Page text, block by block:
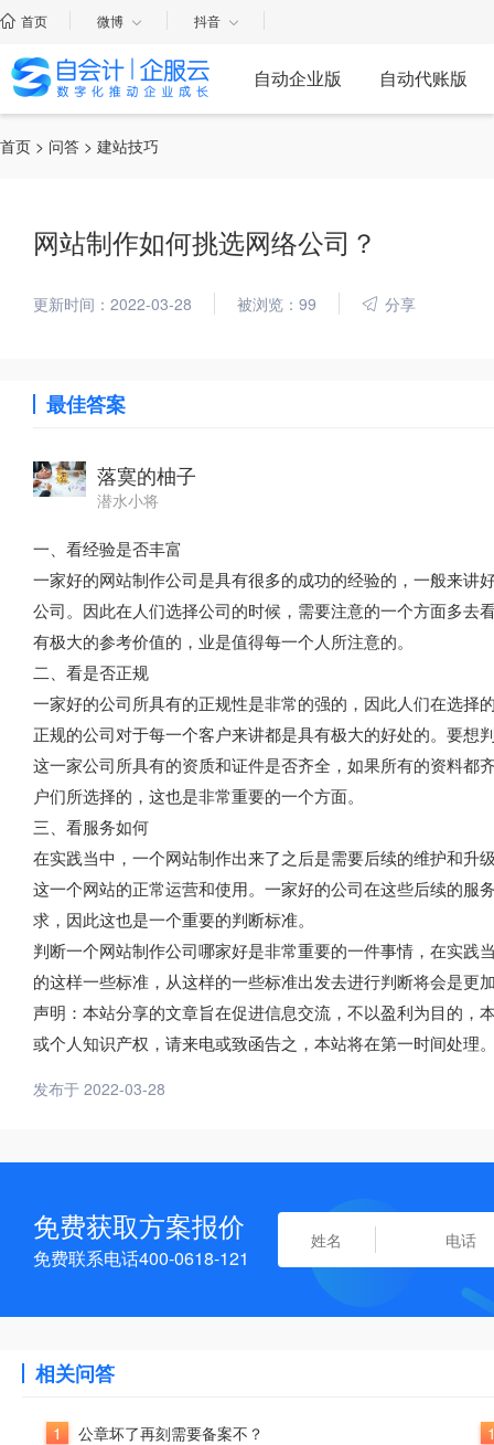
首页 微博 抖音
自动企业版 自动代账版
首页 > 问答 > 建站技巧
网站制作如何挑选网络公司？
更新时间：2022-03-28 被浏览：99 分享
最佳答案
落寞的柚子
潜水小将
一、看经验是否丰富
一家好的网站制作公司是具有很多的成功的经验的，一般来
公司。因此在人们选择公司的时候，需要注意的一个方面多
有极大的参考价值的，业是值得每一个人所注意的。
二、看是否正规
一家好的公司所具有的正规性是非常的强的，因此人们在选
正规的公司对于每一个客户来讲都是具有极大的好处的。要
这一家公司所具有的资质和证件是否齐全，如果所有的资料
户们所选择的，这也是非常重要的一个方面。
三、看服务如何
在实践当中，一个网站制作出来了之后是需要后续的维护和
这一个网站的正常运营和使用。一家好的公司在这些后续的服
求，因此这也是一个重要的判断标准。
判断一个网站制作公司哪家好是非常重要的一件事情，在实
的这样一些标准，从这样的一些标准出发去进行判断将会是更
声明：本站分享的文章旨在促进信息交流，不以盈利为目的
或个人知识产权，请来电或致函告之，本站将在第一时间处理
发布于 2022-03-28
免费获取方案报价
免费联系电话400-0618-121
相关问答
1 公章坏了再刻需要备案不？